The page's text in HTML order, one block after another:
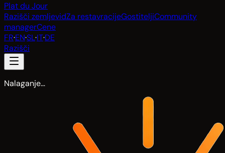
Plat du Jour
Razišči zemljevidZa restavracijeGostiteljiCommunity
managerCene
FR·EN·SL·IT·DE
Razišči
Nalaganje…